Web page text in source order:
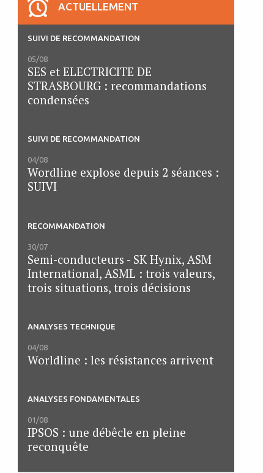
ACTUELLEMENT
SUIVI DE RECOMMANDATION
05/08
SES et ELECTRICITE DE
STRASBOURG : recommandations
condensées
SUIVI DE RECOMMANDATION
04/08
Wordline explose depuis 2 séances :
SUIVI
RECOMMANDATION
30/07
Semi-conducteurs - SK Hynix, ASM
International, ASML : trois valeurs,
trois situations, trois décisions
ANALYSES TECHNIQUE
04/08
Worldline : les résistances arrivent
ANALYSES FONDAMENTALES
01/08
IPSOS : une débêcle en pleine
reconquête